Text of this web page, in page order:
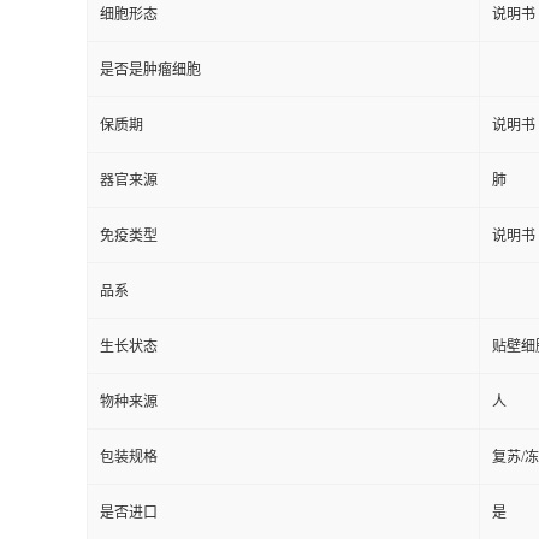
细胞形态 说明书
是否是肿瘤细胞
保质期 说明书
器官来源 肺
免疫类型 说明书
品系
生长状态 贴壁细
物种来源 人
包装规格 复苏/
是否进口 是